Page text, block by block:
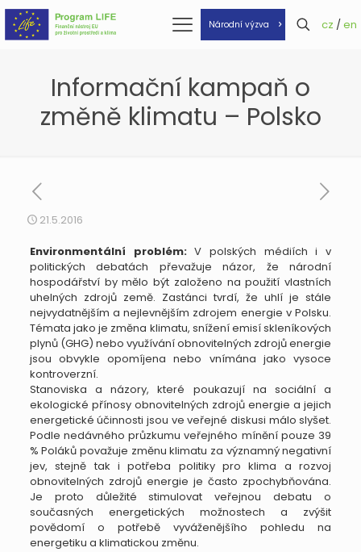
Národní výzva cz / en
Informační kampaň o
změně klimatu – Polsko
21.5.2016
Environmentální problém:V polských médiích i v
politických debatách převažuje názor, že národní
hospodářství by mělo být založeno na použití vlastních
uhelných zdrojů země. Zastánci tvrdí, že uhlí je stále
nejvydatnějším a nejlevnějším zdrojem energie v Polsku.
Témata jako je změna klimatu, snížení emisí skleníkových
plynů (GHG) nebo využívání obnovitelných zdrojů energie
jsou obvykle opomíjena nebo vnímána jako vysoce
kontroverzní.
Stanoviska a názory, které poukazují na sociální a
ekologické přínosy obnovitelných zdrojů energie a jejich
energetické účinnosti jsou ve veřejné diskusi málo slyšet.
Podle nedávného průzkumu veřejného mínění pouze 39
% Poláků považuje změnu klimatu za významný negativní
jev, stejně tak i potřeba politiky pro klima a rozvoj
obnovitelných zdrojů energie je často zpochybňována.
Je proto důležité stimulovat veřejnou debatu o
současných energetických možnostech a zvýšit
povědomí o potřebě vyváženějšího pohledu na
energetiku a klimatickou změnu.